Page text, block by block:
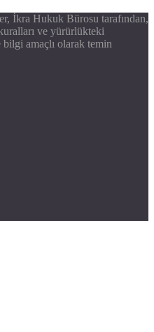
İkra Hukuk Bürosu tarafından,
ve yürürlükteki
bilgi amaçlı olarak temin